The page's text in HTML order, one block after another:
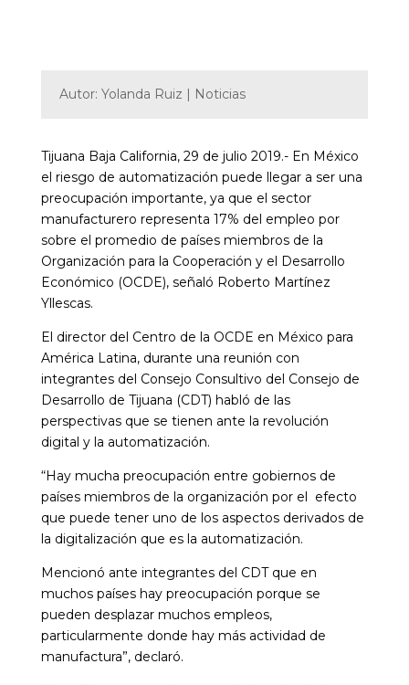
Autor: Yolanda Ruiz | Noticias
Tijuana Baja California, 29 de julio 2019.- En México
el riesgo de automatización puede llegar a ser una
preocupación importante, ya que el sector
manufacturero representa 17% del empleo por
sobre el promedio de países miembros de la
Organización para la Cooperación y el Desarrollo
Económico (OCDE), señaló Roberto Martínez
Yllescas.
El director del Centro de la OCDE en México para
América Latina, durante una reunión con
integrantes del Consejo Consultivo del Consejo de
Desarrollo de Tijuana (CDT) habló de las
perspectivas que se tienen ante la revolución
digital y la automatización.
“Hay mucha preocupación entre gobiernos de
países miembros de la organización por el efecto
que puede tener uno de los aspectos derivados de
la digitalización que es la automatización.
Mencionó ante integrantes del CDT que en
muchos países hay preocupación porque se
pueden desplazar muchos empleos,
particularmente donde hay más actividad de
manufactura”, declaró.